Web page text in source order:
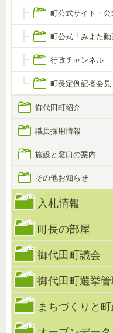
町公式サイト・公
町公式「みよた動
行政チャンネル
町長定例記者会見
御代田町紹介
職員採用情報
施設と窓口の案内
その他お知らせ
入札情報
町長の部屋
御代田町議会
御代田町選挙
まちづくりと